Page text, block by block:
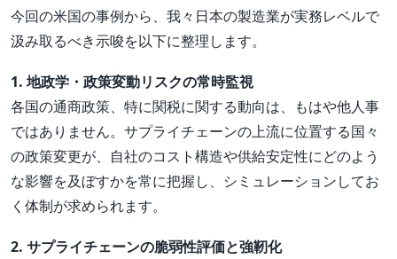
今回の米国の事例から、我々日本の製造業が実務レベルで
汲み取るべき示唆を以下に整理します。
1. 地政学・政策変動リスクの常時監視
各国の通商政策、特に関税に関する動向は、もはや他人事
ではありません。サプライチェーンの上流に位置する国々
の政策変更が、自社のコスト構造や供給安定性にどのよう
な影響を及ぼすかを常に把握し、シミュレーションしてお
く体制が求められます。
2. サプライチェーンの脆弱性評価と強靭化